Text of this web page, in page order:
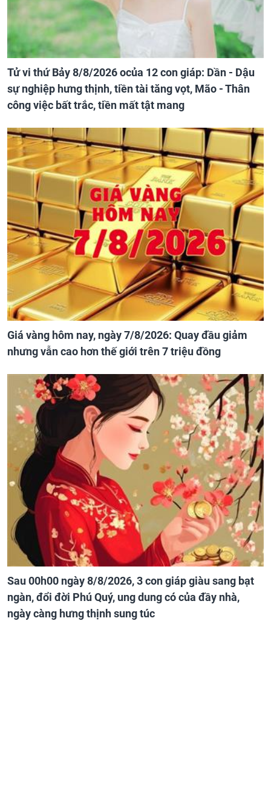
Tử vi thứ Bảy 8/8/2026 ocủa 12 con giáp: Dần - Dậu
sự nghiệp hưng thịnh, tiền tài tăng vọt, Mão - Thân
công việc bất trắc, tiền mất tật mang
Giá vàng hôm nay, ngày 7/8/2026: Quay đầu giảm
nhưng vẫn cao hơn thế giới trên 7 triệu đồng
Sau 00h00 ngày 8/8/2026, 3 con giáp giàu sang bạt
ngàn, đổi đời Phú Quý, ung dung có của đầy nhà,
ngày càng hưng thịnh sung túc